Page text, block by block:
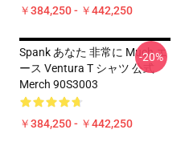
￥384,250 - ￥442,250
Spank あなた 非常に Much エ
ース Ventura T シャツ 公式
Merch 90S3003
￥384,250 - ￥442,250
-20%